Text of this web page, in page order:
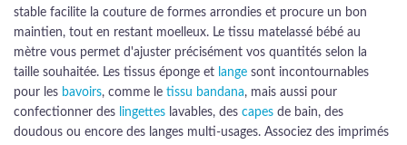
stable facilite la couture de formes arrondies et procure un bon
maintien, tout en restant moelleux. Le tissu matelassé bébé au
mètre vous permet d'ajuster précisément vos quantités selon la
taille souhaitée. Les tissus éponge et lange sont incontournables
pour les bavoirs, comme le tissu bandana, mais aussi pour
confectionner des lingettes lavables, des capes de bain, des
doudous ou encore des langes multi-usages. Associez des imprimés